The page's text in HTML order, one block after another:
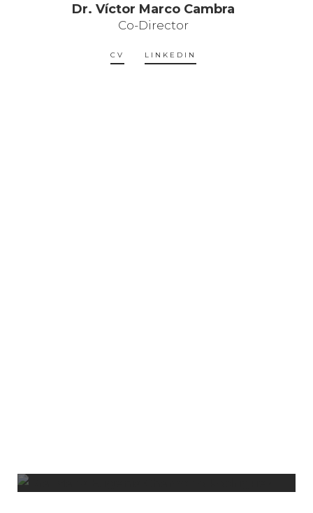
Dr. Víctor Marco Cambra
Co-Director
CV LINKEDIN